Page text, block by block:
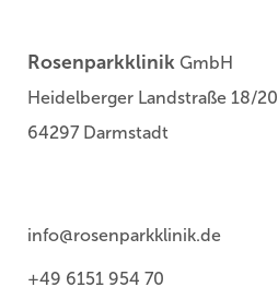
Rosenparkklinik GmbH
Heidelberger Landstraße 18/20
64297 Darmstadt
info@rosenparkklinik.de
+49 6151 954 70